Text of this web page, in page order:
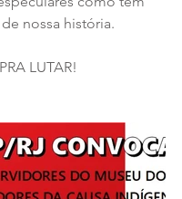
nossa história.
LUTAR!